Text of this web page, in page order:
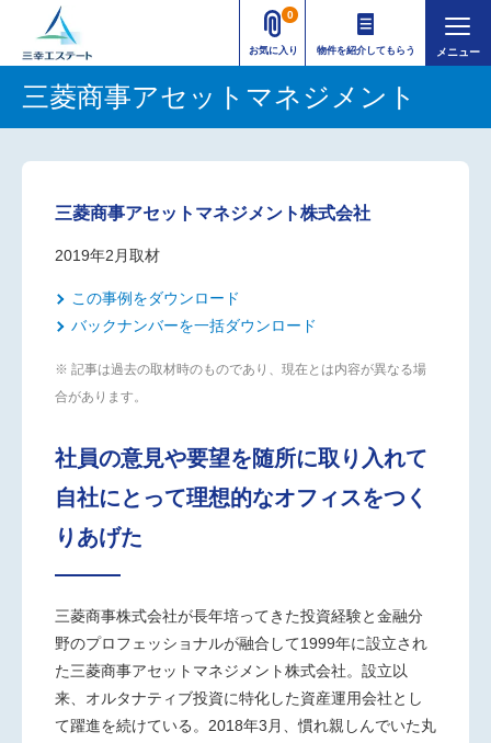
お気に入り
0
物件を紹介してもらう
三菱商事アセットマネジメント
三菱商事アセットマネジメント株式会社
2019年2月取材
この事例をダウンロード
バックナンバーを一括ダウンロード
※ 記事は過去の取材時のものであり、現在とは内容が異なる場
合があります。
社員の意見や要望を随所に取り入れて
自社にとって理想的なオフィスをつく
りあげた
三菱商事株式会社が長年培ってきた投資経験と金融分
野のプロフェッショナルが融合して1999年に設立され
た三菱商事アセットマネジメント株式会社。設立以
来、オルタナティブ投資に特化した資産運用会社とし
て躍進を続けている。2018年3月、慣れ親しんでいた丸